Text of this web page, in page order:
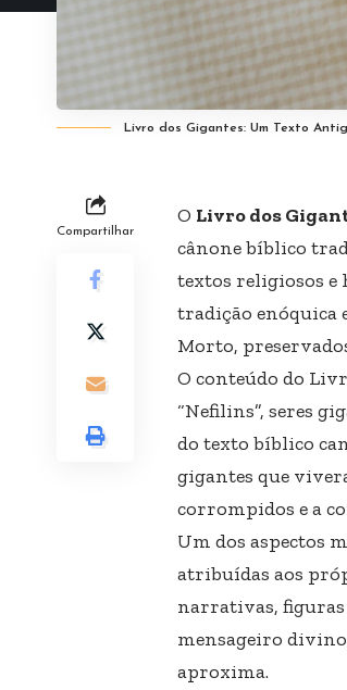
Livro dos Gigantes: Um Texto
Compartilhar
O Livro dos
cânone bíblico
textos religiosos e
tradição enóquica
Morto,
O conteúdo do
“Nefilins”, seres
do texto bíblico
gigantes que
corrompidos e a
Um dos aspectos
atribuídas aos
narrativas, figuras
mensageiro
aproxima.